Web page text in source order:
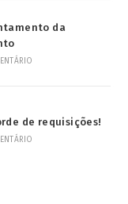
da
de requisições!